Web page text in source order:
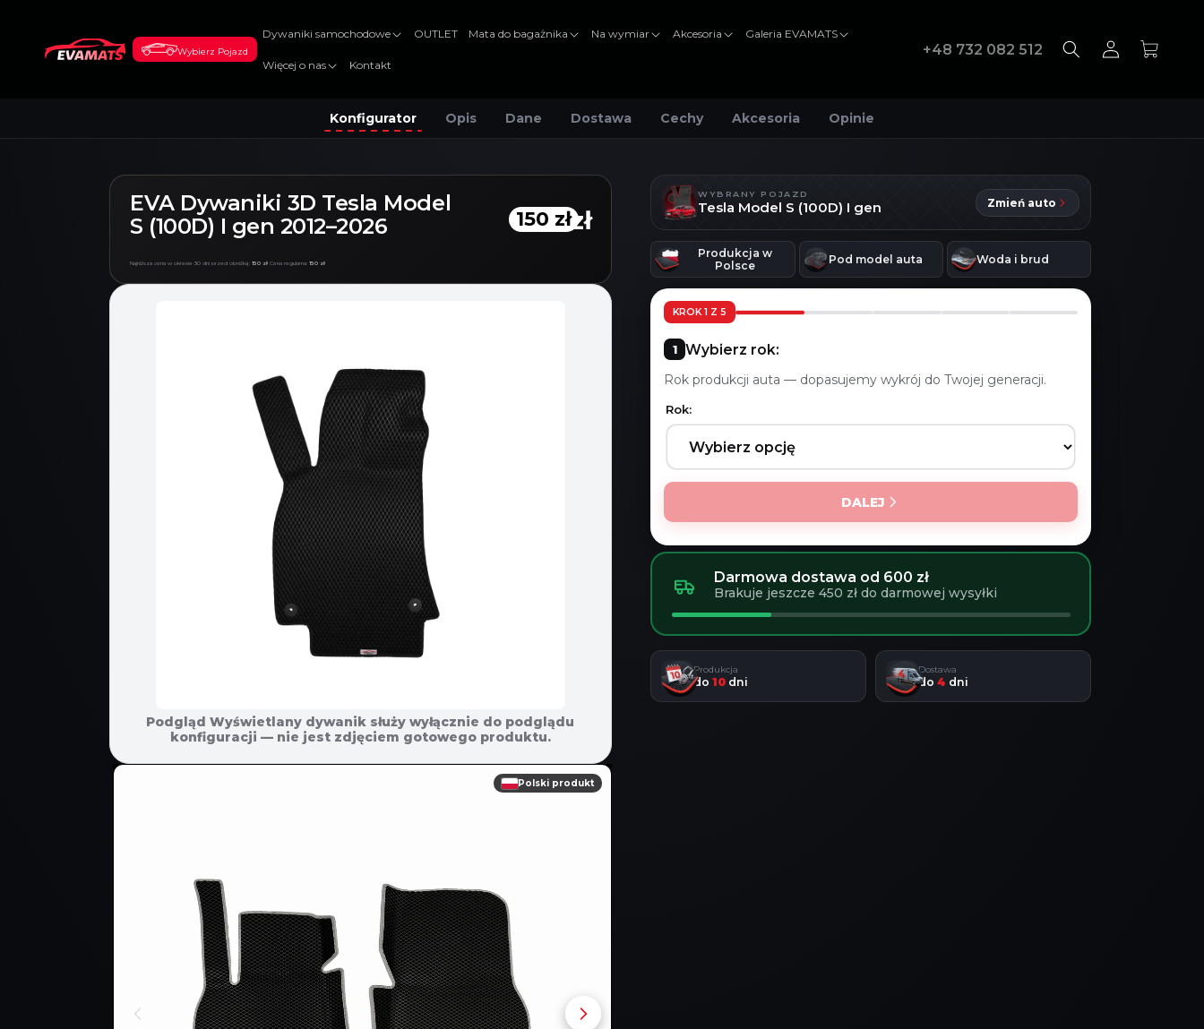
Wybierz Pojazd
Dywaniki samochodowe OUTLET Mata do bagażnika Na wymiar Akcesoria Galeria EVAMATS
Więcej o nas Kontakt
+48 732 082 512
Zaloguj
Koszyk
Konfigurator Opis Dane Dostawa Cechy Akcesoria Opinie
EVA Dywaniki 3D Tesla Model
S (100D) I gen 2012–2026
Najniższa cena w okresie 30 dni przed obniżką: 150 zł Cena regularna: 150 zł
150 zł
150 zł
Podgląd Wyświetlany dywanik służy wyłącznie do podglądu
konfiguracji — nie jest zdjęciem gotowego produktu.
Polski produkt
POMIŃ, ABY
PRZEJŚĆ
DO
WYBRANY POJAZD
Tesla Model S (100D) I gen Zmień auto
Produkcja w
Polsce
Pod model auta Woda i brud
KROK 1 Z 5
Wybierz rok:
Rok produkcji auta — dopasujemy wykrój do Twojej generacji.
Rok:
DALEJ
Darmowa dostawa od 600 zł
Brakuje jeszcze 450 zł do darmowej wysyłki
Produkcja
do10 dni
Dostawa
do4 dni